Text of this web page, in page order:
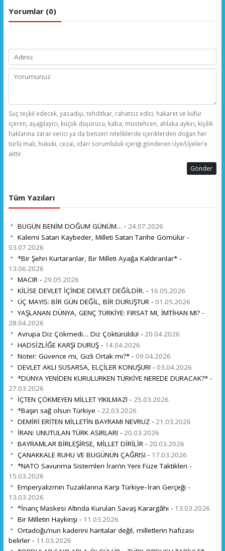
Yorumlar (0)
Suç teşkil edecek, yasadışı, tehditkar, rahatsız edici, hakaret ve küfür
içeren, aşağılayıcı, küçük düşürücü, kaba, müstehcen, ahlaka aykırı, kişilik
haklarına zarar verici ya da benzeri niteliklerde içeriklerden doğan her
türlü mali, hukuki, cezai, idari sorumluluk içeriği gönderen Üye/Üyeler’e
aittir.
Gönder
Tüm Yazıları
BUGÜN BENİM DOĞUM GÜNÜM… - 24.07.2026
Kalemi Satan Kaybeder, Milleti Satan Tarihe Gömülür -
03.07.2026
*Bir Şehri Kurtaranlar, Bir Milleti Ayağa Kaldıranlar* -
13.06.2026
MACIR - 29.05.2026
KİLİSE DEVLET İÇİNDE DEVLET DEĞİLDİR. - 16.05.2026
ÜÇ MAYIS: BİR GÜN DEĞİL, BİR DURUŞTUR - 01.05.2026
YAŞLANAN DÜNYA, GENÇ TÜRKİYE: FIRSAT MI, İMTİHAN MI? -
28.04.2026
Avrupa Diz Çökmedi… Diz Çöktürüldü! - 20.04.2026
HADSİZLİĞE KARŞI DURUŞ - 14.04.2026
Noter: Güvence mi, Gizli Ortak mı?* - 09.04.2026
DEVLET AKLI SUSARSA, ELÇİLER KONUŞUR! - 03.04.2026
*DÜNYA YENİDEN KURULURKEN TÜRKİYE NEREDE DURACAK?* -
27.03.2026
İÇTEN ÇÖKMEYEN MİLLET YIKILMAZ! - 25.03.2026
*Başın sağ olsun Türkiye - 22.03.2026
DEMİRİ ERİTEN MİLLETİN BAYRAMI NEVRUZ - 21.03.2026
İRAN: UNUTULAN TÜRK ASIRLARI - 20.03.2026
BAYRAMLAR BİRLEŞİRSE, MİLLET DİRİLİR - 20.03.2026
ÇANAKKALE RUHU VE BUGÜNÜN ÇAĞRISI - 17.03.2026
*NATO Savunma Sistemleri İran’ın Yeni Füze Taktikleri -
15.03.2026
Emperyalizmin Tuzaklarına Karşı Türkiye–İran Gerçeği -
13.03.2026
*İnanç Maskesi Altında Kurulan Savaş Karargâhı - 13.03.2026
Bir Milletin Haykırışı - 11.03.2026
Ortadoğu’nun kaderini haritalar değil, milletlerin hafızası
belirler - 11.03.2026